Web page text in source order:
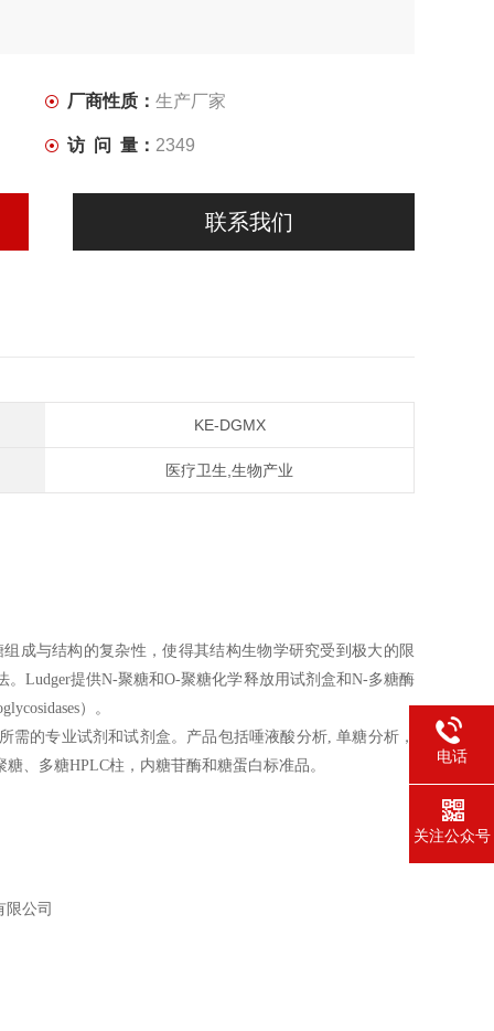
厂商性质： 生产厂家
访 问 量： 2349
联系我们
KE-DGMX
医疗卫生,生物产业
成与结构的复杂性，使得其结构生物学研究受到极大的限
Ludger提供N-聚糖和O-聚糖化学释放用试剂盒和N-多糖酶
）。
的专业试剂和试剂盒。产品包括唾液酸分析, 单糖分析，
、多糖HPLC柱，内糖苷酶和糖蛋白标准品。
公司
电话
关注公众号